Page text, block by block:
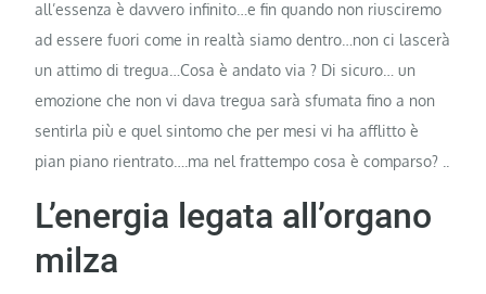
all’essenza è davvero infinito…e fin quando non riusciremo
ad essere fuori come in realtà siamo dentro…non ci lascerà
un attimo di tregua…Cosa è andato via ? Di sicuro… un
emozione che non vi dava tregua sarà sfumata fino a non
sentirla più e quel sintomo che per mesi vi ha afflitto è
pian piano rientrato….ma nel frattempo cosa è comparso? ..
L’energia legata all’organo
milza